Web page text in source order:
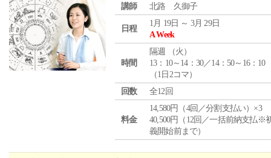
講師 北路 久御子
日程
1月 19日 ～ 3月 29日
A Week
時間
隔週 （火 ）
13：10～14：30／14：50～16：10
（1日2コマ）
回数
全12回
料金
14,580円（4回／分割支払い）×3
40,500円（12回／一括前納支払※
義開始前まで）